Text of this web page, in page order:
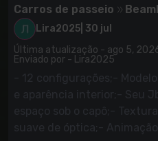
Carros de passeio
Lira2025 30 jul
Última atualização - ago 5,
Enviado por - Lira2025
- 12 configurações;-
e aparência interior;- Seu
espaço sob o capô;-
suave de óptica;-